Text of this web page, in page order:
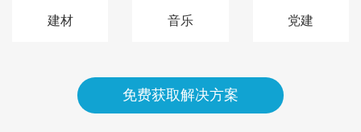
建材 音乐 党建
免费获取解决方案